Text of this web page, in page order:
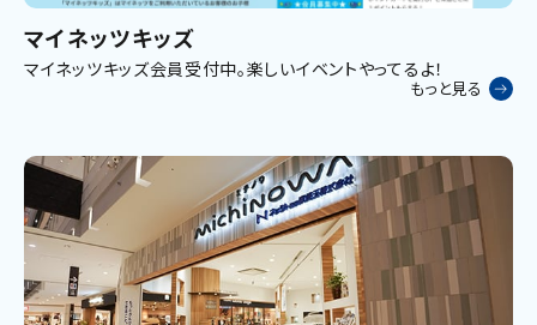
マイネッツキッズ
マイネッツキッズ会員受付中。楽しいイベントやってるよ！
もっと見る